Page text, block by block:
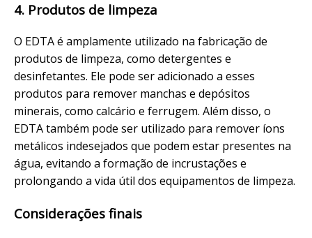
4. Produtos de limpeza
O EDTA é amplamente utilizado na fabricação de
produtos de limpeza, como detergentes e
desinfetantes. Ele pode ser adicionado a esses
produtos para remover manchas e depósitos
minerais, como calcário e ferrugem. Além disso, o
EDTA também pode ser utilizado para remover íons
metálicos indesejados que podem estar presentes na
água, evitando a formação de incrustações e
prolongando a vida útil dos equipamentos de limpeza.
Considerações finais